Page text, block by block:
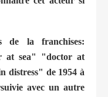
de la franchises:
at sea" "doctor at
de 1954 à
avec un autre